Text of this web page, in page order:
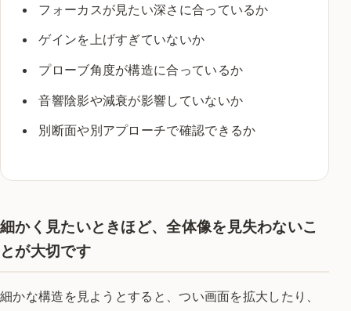
フォーカスが見たい深さに合っているか
ゲインを上げすぎていないか
プローブ角度が構造に合っているか
音響陰影や減衰が影響していないか
別断面や別アプローチで確認できるか
細かく見たいときほど、全体像を見失わないこ
とが大切です
細かな構造を見ようとすると、つい画面を拡大したり、